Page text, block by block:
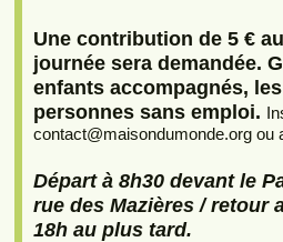
Une contribution de 5 €
journée sera demandée.
enfants accompagnés,
personnes sans emploi.
contact@maisondumonde.org ou
Départ à 8h30 devant le
rue des Mazières / retour
18h au plus tard.